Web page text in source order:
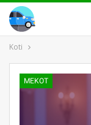
Koti
MEKOT